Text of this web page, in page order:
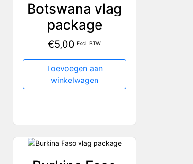
Botswana vlag
package
€5,00 Excl. BTW
Toevoegen aan
winkelwagen